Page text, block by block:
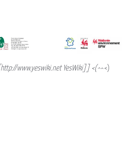
www.yeswiki.net YesWiki]] <(^^<)